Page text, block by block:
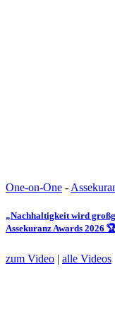
One-on-One -
„Nachhaltigkeit wird
Assekuranz Awards 2026
zum Video | alle Videos